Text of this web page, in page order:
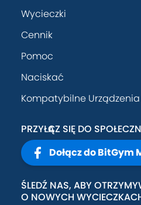
Wycieczki
Cennik
Pomoc
Naciskać
Kompatybilne Urządzenia
PRZYŁĄCZ SIĘ DO
Dołącz do BitGym
ŚLEDŹ NAS, ABY
O NOWYCH